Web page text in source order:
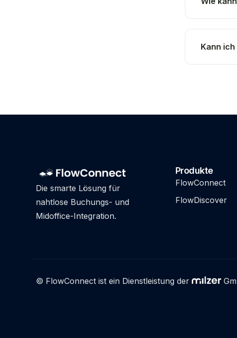
Kann
Die smarte Lösung für
nahtlose Buchungs- und
Midoffice-Integration.
Produkte
FlowConnect
FlowDiscover
© FlowConnect ist ein Dienstleistung der